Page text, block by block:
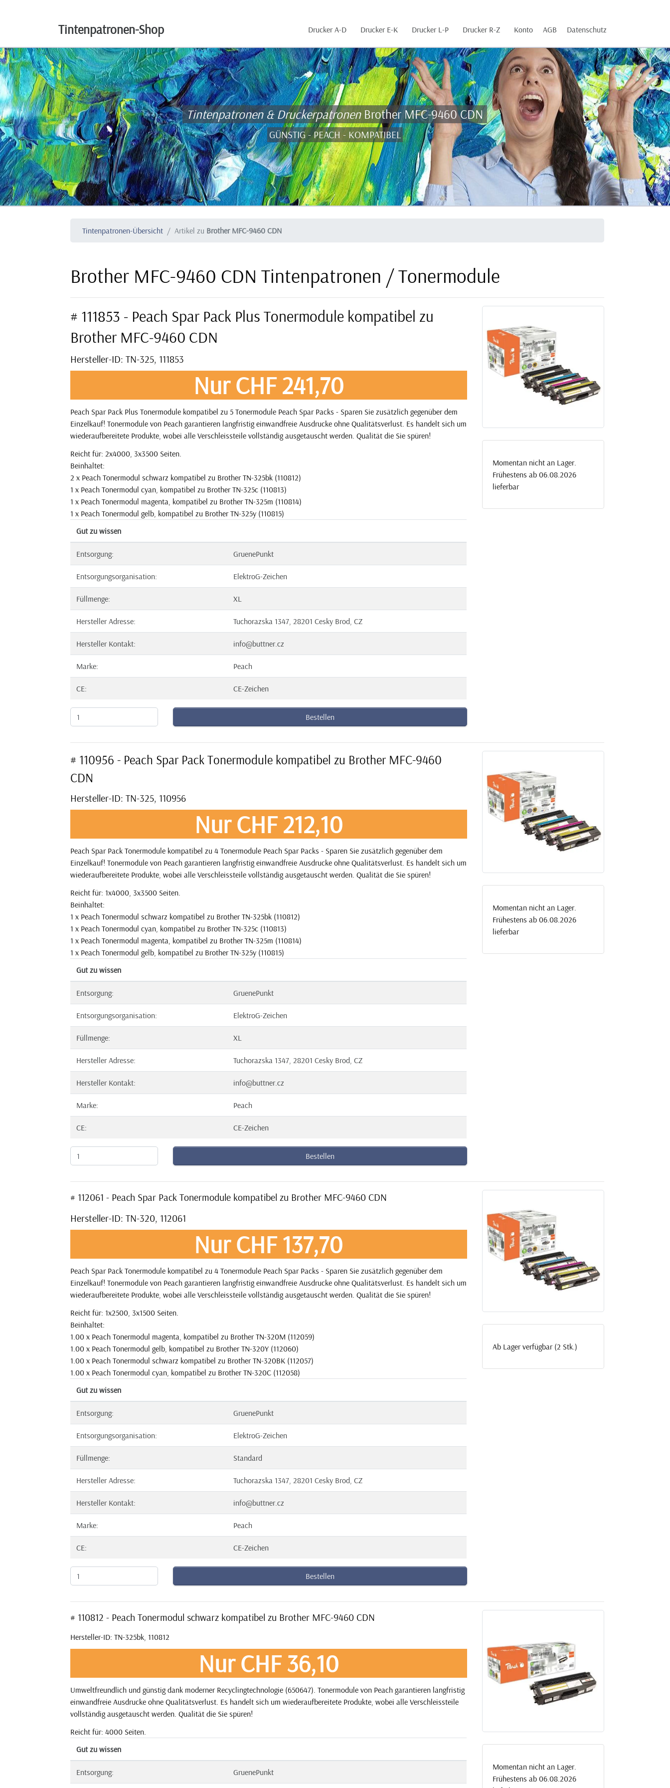
Tintenpatronen-Shop Drucker A-D Drucker E-K Drucker L-P Drucker R-Z Konto AGB Datenschutz
Tintenpatronen & Druckerpatronen Brother MFC-9460 CDN
GÜNSTIG - PEACH - KOMPATIBEL
Tintenpatronen-Übersicht Artikel zu Brother MFC-9460 CDN
Brother MFC-9460 CDN Tintenpatronen / Tonermodule
# 111853 - Peach Spar Pack Plus Tonermodule kompatibel zu
Brother MFC-9460 CDN
Hersteller-ID: TN-325, 111853
Nur CHF 241,70
Peach Spar Pack Plus Tonermodule kompatibel zu 5 Tonermodule Peach Spar Packs - Sparen Sie zusätzlich gegenüber dem
Einzelkauf! Tonermodule von Peach garantieren langfristig einwandfreie Ausdrucke ohne Qualitätsverlust. Es handelt sich um
wiederaufbereitete Produkte, wobei alle Verschleissteile vollständig ausgetauscht werden. Qualität die Sie spüren!
Reicht für: 2x4000, 3x3500 Seiten.
Beinhaltet:
2 x Peach Tonermodul schwarz kompatibel zu Brother TN-325bk (110812)
1 x Peach Tonermodul cyan, kompatibel zu Brother TN-325c (110813)
1 x Peach Tonermodul magenta, kompatibel zu Brother TN-325m (110814)
1 x Peach Tonermodul gelb, kompatibel zu Brother TN-325y (110815)
Gut zu wissen
Entsorgung: GruenePunkt
Entsorgungsorganisation: ElektroG-Zeichen
Füllmenge: XL
Hersteller Adresse: Tuchorazska 1347, 28201 Cesky Brod, CZ
Hersteller Kontakt: info@buttner.cz
Marke: Peach
CE: CE-Zeichen
Bestellen
Momentan nicht an Lager.
Frühestens ab 06.08.2026
lieferbar
# 110956 - Peach Spar Pack Tonermodule kompatibel zu Brother MFC-9460
CDN
Hersteller-ID: TN-325, 110956
Nur CHF 212,10
Peach Spar Pack Tonermodule kompatibel zu 4 Tonermodule Peach Spar Packs - Sparen Sie zusätzlich gegenüber dem
Einzelkauf! Tonermodule von Peach garantieren langfristig einwandfreie Ausdrucke ohne Qualitätsverlust. Es handelt sich um
wiederaufbereitete Produkte, wobei alle Verschleissteile vollständig ausgetauscht werden. Qualität die Sie spüren!
Reicht für: 1x4000, 3x3500 Seiten.
Beinhaltet:
1 x Peach Tonermodul schwarz kompatibel zu Brother TN-325bk (110812)
1 x Peach Tonermodul cyan, kompatibel zu Brother TN-325c (110813)
1 x Peach Tonermodul magenta, kompatibel zu Brother TN-325m (110814)
1 x Peach Tonermodul gelb, kompatibel zu Brother TN-325y (110815)
Gut zu wissen
Entsorgung: GruenePunkt
Entsorgungsorganisation: ElektroG-Zeichen
Füllmenge: XL
Hersteller Adresse: Tuchorazska 1347, 28201 Cesky Brod, CZ
Hersteller Kontakt: info@buttner.cz
Marke: Peach
CE: CE-Zeichen
Bestellen
Momentan nicht an Lager.
Frühestens ab 06.08.2026
lieferbar
# 112061 - Peach Spar Pack Tonermodule kompatibel zu Brother MFC-9460 CDN
Hersteller-ID: TN-320, 112061
Nur CHF 137,70
Peach Spar Pack Tonermodule kompatibel zu 4 Tonermodule Peach Spar Packs - Sparen Sie zusätzlich gegenüber dem
Einzelkauf! Tonermodule von Peach garantieren langfristig einwandfreie Ausdrucke ohne Qualitätsverlust. Es handelt sich um
wiederaufbereitete Produkte, wobei alle Verschleissteile vollständig ausgetauscht werden. Qualität die Sie spüren!
Reicht für: 1x2500, 3x1500 Seiten.
Beinhaltet:
1.00 x Peach Tonermodul magenta, kompatibel zu Brother TN-320M (112059)
1.00 x Peach Tonermodul gelb, kompatibel zu Brother TN-320Y (112060)
1.00 x Peach Tonermodul schwarz kompatibel zu Brother TN-320BK (112057)
1.00 x Peach Tonermodul cyan, kompatibel zu Brother TN-320C (112058)
Gut zu wissen
Entsorgung: GruenePunkt
Entsorgungsorganisation: ElektroG-Zeichen
Füllmenge: Standard
Hersteller Adresse: Tuchorazska 1347, 28201 Cesky Brod, CZ
Hersteller Kontakt: info@buttner.cz
Marke: Peach
CE: CE-Zeichen
Bestellen
Ab Lager verfügbar (2 Stk.)
# 110812 - Peach Tonermodul schwarz kompatibel zu Brother MFC-9460 CDN
Hersteller-ID: TN-325bk, 110812
Nur CHF 36,10
Umweltfreundlich und günstig dank moderner Recyclingtechnologie (650647). Tonermodule von Peach garantieren langfristig
einwandfreie Ausdrucke ohne Qualitätsverlust. Es handelt sich um wiederaufbereitete Produkte, wobei alle Verschleissteile
vollständig ausgetauscht werden. Qualität die Sie spüren!
Reicht für: 4000 Seiten.
Gut zu wissen
Entsorgung: GruenePunkt
Momentan nicht an Lager.
Frühestens ab 06.08.2026